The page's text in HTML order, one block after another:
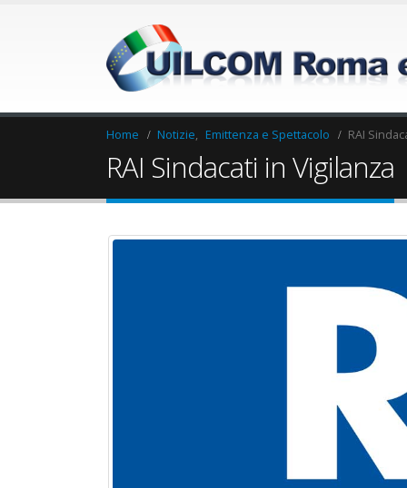
Home Notizie, Emittenza e Spettacolo RAI
RAI Sindacati in Vigilanza
Elezioni RSU
17 Giugno 2022
Elezioni RSU